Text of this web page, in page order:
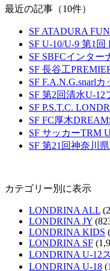
最近の記事（10件）
SF ATADURA FUN
SF U-10/U-9 第1
SF SBFCインター
SF 長谷工
SF F.A.N.G.snarlカ
SF 第2回清水U-
SF P.S.T.C.
SF FC厚木
SF サッカーTRM
SF 第21回神奈川
カテゴリー別に表示
LONDRINA ALL
LONDRINA JY
LONDRINA KIDS
LONDRINA SF
LONDRINA U-12
LONDRINA U-18